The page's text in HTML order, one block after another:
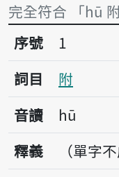
完全符合 「hū
序號1附
序號
1
詞目
附
音讀
hū
釋義
（單字